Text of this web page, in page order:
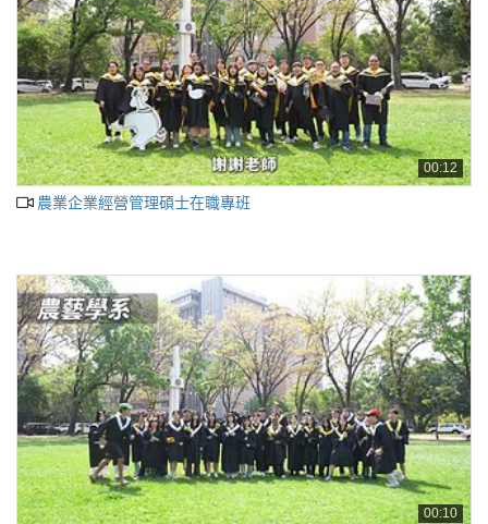
00:12
農業企業經營管理碩士在職專班
00:10